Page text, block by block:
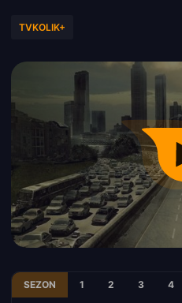
TVKOLIK+
SEZON 1 2 3 4